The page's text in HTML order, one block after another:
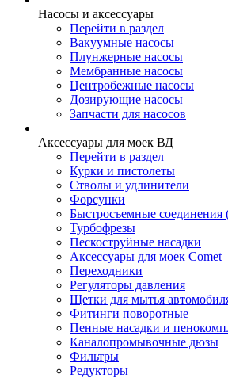
Насосы и аксессуары
Перейти в раздел
Вакуумные насосы
Плунжерные насосы
Мембранные насосы
Центробежные насосы
Дозирующие насосы
Запчасти для насосов
Аксессуары для моек ВД
Перейти в раздел
Курки и пистолеты
Стволы и удлинители
Форсунки
Быстросъемные
Турбофрезы
Пескоструйные насадки
Аксессуары для моек Comet
Переходники
Регуляторы давления
Щетки для мытья
Фитинги поворотные
Пенные насадки и
Каналопромывочные дюзы
Фильтры
Редукторы